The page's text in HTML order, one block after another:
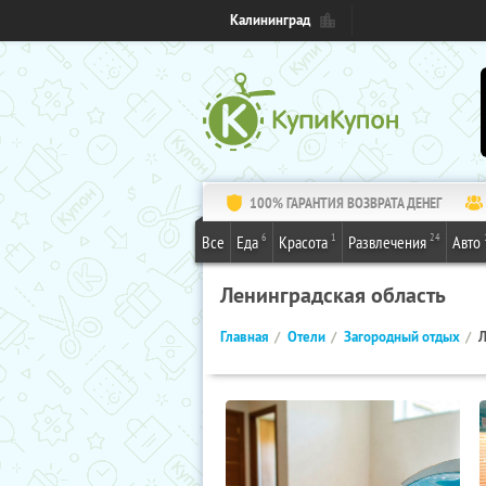
Калининград
100% ГАРАНТИЯ ВОЗВРАТА ДЕНЕГ
Все Еда 6 Красота 1 Развлечения 24 Авто
Ленинградская область
Главная Отели Загородный отдых